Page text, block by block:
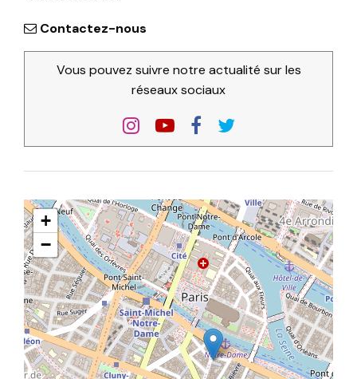
Contactez-nous
Vous pouvez suivre notre actualité sur les
réseaux sociaux
+
−